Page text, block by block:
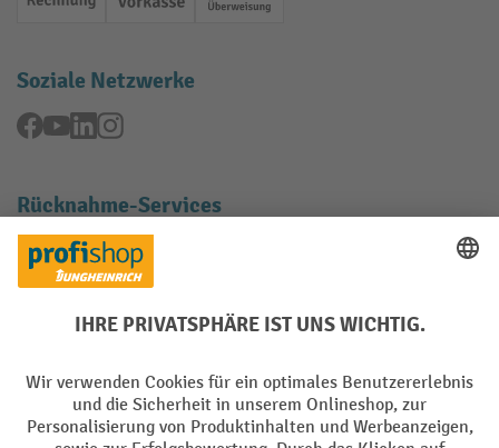
Rechnung Vorkasse Online-Überweisung
Soziale Netzwerke
Facebook
YouTubeLinkedInInstagram
Rücknahme-Services
Elektrogeräte Rückname
Batterie Rückname